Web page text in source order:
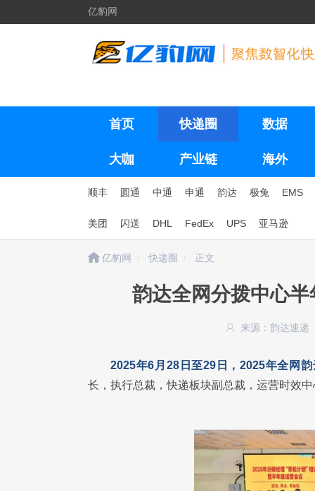
亿豹网
首页 快递圈 数据
大咖 产业链 海外
顺丰 圆通 中通 申通 韵达 极兔 EMS
美团 闪送 DHL FedEx UPS 亚马逊
亿豹网 快递圈 正文
韵达全网分拨中心
来源：韵达速递
2025年6月28日至29日，2025年全网
长，执行总裁，快递板块副总裁，运营时效